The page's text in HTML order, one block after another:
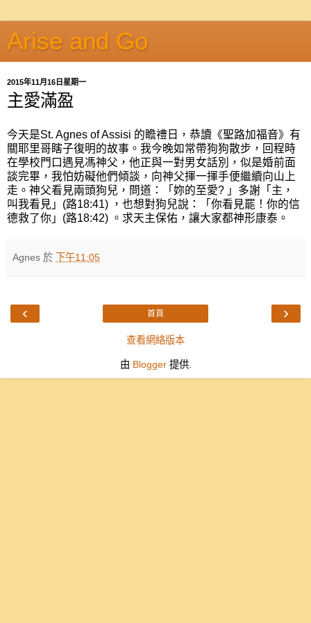
Arise and Go
2015年11月16日星期一
主愛滿盈
今天是St. Agnes of Assisi 的瞻禮日，恭讀《聖路加福音》有
關耶里哥瞎子復明的故事。我今晚如常帶狗狗散步，回程時
在學校門口遇見馮神父，他正與一對男女話別，似是婚前面
談完畢，我怕妨礙他們傾談，向神父揮一揮手便繼續向山上
走。神父看見兩頭狗兒，問道：「妳的至愛? 」多謝「主，
叫我看見」(路18:41) ，也想對狗兒說：「你看見罷！你的信
德救了你」(路18:42) 。求天主保佑，讓大家都神形康泰。
Agnes 於 下午11:05
‹ ›
首頁
查看網絡版本
由 Blogger提供.